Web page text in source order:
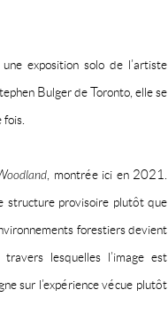
une exposition solo de l’artiste
Bulger de Toronto, elle se
, montrée ici en 2021.
structure provisoire plutôt que
forestiers devient
lesquelles l’image est
sur l’expérience vécue plutôt